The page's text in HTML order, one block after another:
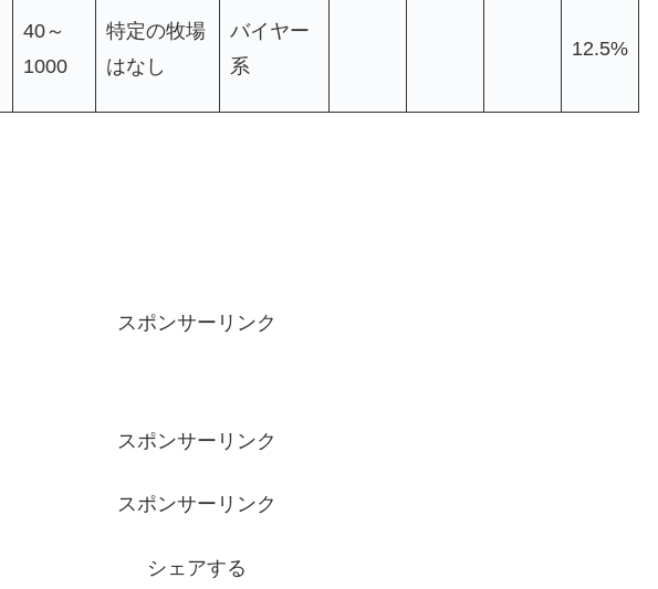
40～
1000
特定の牧場
はなし
バイヤー
系
12.5%
スポンサーリンク
スポンサーリンク
スポンサーリンク
シェアする